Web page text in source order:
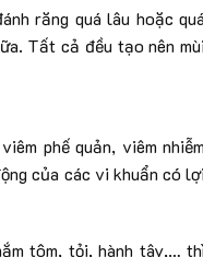
răng quá lâu hoặc quá
Tất cả đều tạo nên mùi
phế quản, viêm nhiễm
của các vi khuẩn có lợi
tôm, tỏi, hành tây,… thì